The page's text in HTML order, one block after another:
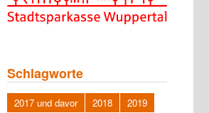
Schlagworte
2017 und davor 2018 2019